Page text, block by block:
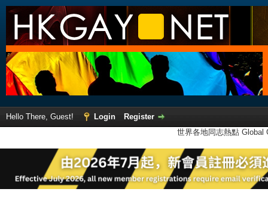
Hello There, Guest! Login
Register
世界各地同志熱點